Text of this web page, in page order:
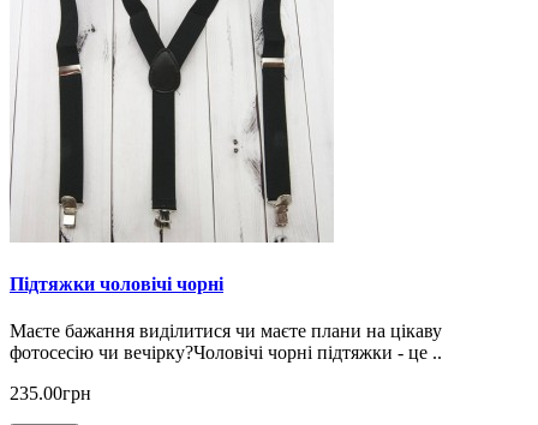
Підтяжки чоловічі чорні
Маєте бажання виділитися чи маєте плани на цікаву
фотосесію чи вечірку?Чоловічі чорні підтяжки - це ..
235.00грн